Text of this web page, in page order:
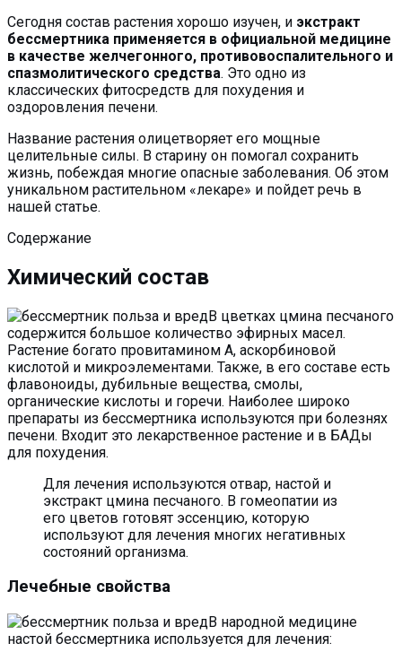
Сегодня состав растения хорошо изучен, и экстракт
бессмертника применяется в официальной медицине
в качестве желчегонного, противовоспалительного и
спазмолитического средства. Это одно из
классических фитосредств для похудения и
оздоровления печени.
Название растения олицетворяет его мощные
целительные силы. В старину он помогал сохранить
жизнь, побеждая многие опасные заболевания. Об этом
уникальном растительном «лекаре» и пойдет речь в
нашей статье.
Содержание
Химический состав
В цветках цмина песчаного
содержится большое количество эфирных масел.
Растение богато провитамином А, аскорбиновой
кислотой и микроэлементами. Также, в его составе есть
флавоноиды, дубильные вещества, смолы,
органические кислоты и горечи. Наиболее широко
препараты из бессмертника используются при болезнях
печени. Входит это лекарственное растение и в БАДы
для похудения.
Для лечения используются отвар, настой и
экстракт цмина песчаного. В гомеопатии из
его цветов готовят эссенцию, которую
используют для лечения многих негативных
состояний организма.
Лечебные свойства
В народной медицине
настой бессмертника используется для лечения: